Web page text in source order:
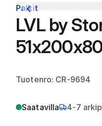
Palkit
LVL by
Tuotenro: CR-9694
Saatavilla 4-7